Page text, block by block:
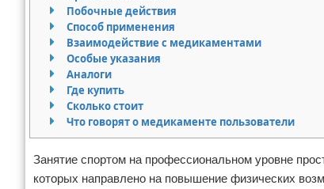
Бодибилдинг
Конный спорт
Экстримальный спорт
Футбол
Боевые виды искусства
Сотрудничество
Размещение рекламы
Для правообладателей
Условия предоставления информации
Отказ от ответственности
Побочные действия
Способ применения
Взаимодействие с медикаментами
Особые указания
Аналоги
Где купить
Сколько стоит
Что говорят о медикаменте пользователи
Занятие спортом на профессиональном уровне
которых направлено на повышение физических